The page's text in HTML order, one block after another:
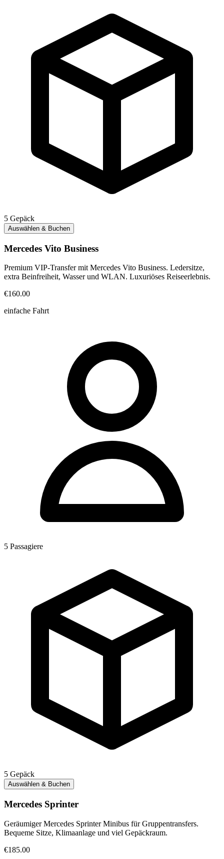
5 Gepäck
Auswählen & Buchen
Mercedes Vito Business
Premium VIP-Transfer mit Mercedes Vito Business. Ledersitze,
extra Beinfreiheit, Wasser und WLAN. Luxuriöses Reiseerlebnis.
€160.00
einfache Fahrt
5 Passagiere
5 Gepäck
Auswählen & Buchen
Mercedes Sprinter
Geräumiger Mercedes Sprinter Minibus für Gruppentransfers.
Bequeme Sitze, Klimaanlage und viel Gepäckraum.
€185.00